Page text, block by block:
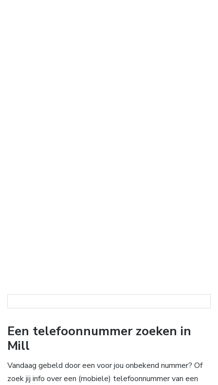
Een telefoonnummer zoeken in
Mill
Vandaag gebeld door een voor jou onbekend nummer? Of
zoek jij info over een (mobiele) telefoonnummer van een